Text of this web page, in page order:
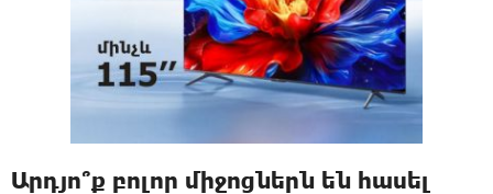
Արդյո՞ք բոլոր միջոցներն են հասել